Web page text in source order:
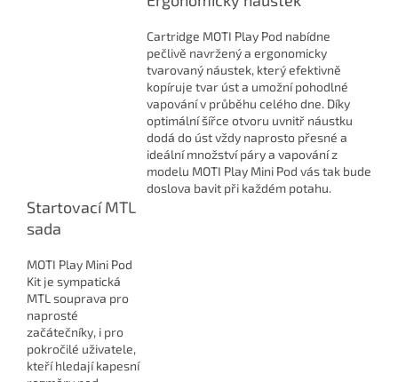
Cartridge MOTI Play Pod nabídne
pečlivě navržený a ergonomicky
tvarovaný náustek, který efektivně
kopíruje tvar úst a umožní pohodlné
vapování v průběhu celého dne. Díky
optimální šířce otvoru uvnitř náustku
dodá do úst vždy naprosto přesné a
ideální množství páry a vapování z
modelu MOTI Play Mini Pod vás tak bude
doslova bavit při každém potahu.
Startovací MTL
sada
MOTI Play Mini Pod
Kit je sympatická
MTL souprava pro
naprosté
začátečníky, i pro
pokročilé uživatele,
kteří hledají kapesní